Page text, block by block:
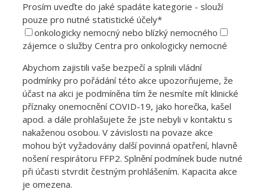
Prosím uveďte do jaké spadáte kategorie - slouží
pouze pro nutné statistické účely*
onkologicky nemocný nebo blízký nemocného
zájemce o služby Centra pro onkologicky nemocné
Abychom zajistili vaše bezpečí a splnili vládní
podmínky pro pořádání této akce upozorňujeme, že
účast na akci je podmíněna tím že nesmíte mít klinické
příznaky onemocnění COVID-19, jako horečka, kašel
apod. a dále prohlašujete že jste nebyli v kontaktu s
nakaženou osobou. V závislosti na povaze akce
mohou být vyžadovány další povinná opatření, hlavně
nošení respirátoru FFP2. Splnění podmínek bude nutné
při účasti stvrdit čestným prohlášením. Kapacita akce
je omezena.